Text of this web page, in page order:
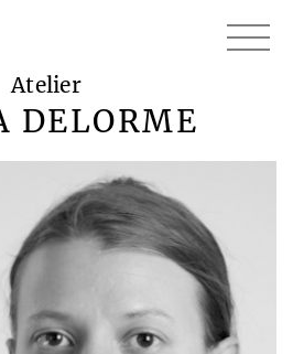
Atelier
DELORME